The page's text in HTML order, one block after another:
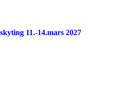
11.-14.mars 2027